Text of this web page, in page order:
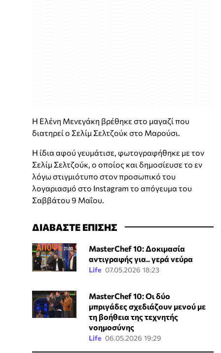
Η Ελένη Μενεγάκη βρέθηκε στο μαγαζί που
διατηρεί ο Σελίμ Σελτζούκ στο Μαρούσι.
Η ίδια αφού γευμάτισε, φωτογραφήθηκε με τον
Σελίμ Σελτζούκ, ο οποίος και δημοσίευσε το εν
λόγω στιγμιότυπο στον προσωπικό του
λογαριασμό στο Instagram το απόγευμα του
Σαββάτου 9 Μαΐου.
ΔΙΑΒΑΣΤΕ ΕΠΙΣΗΣ
MasterChef 10: Δοκιμασία
αντιγραφής για.. γερά νεύρα
Life 07.05.2026 18:23
MasterChef 10: Οι δύο
μπριγάδες σχεδιάζουν μενού με
τη βοήθεια της τεχνητής
νοημοσύνης
Life 06.05.2026 19:29